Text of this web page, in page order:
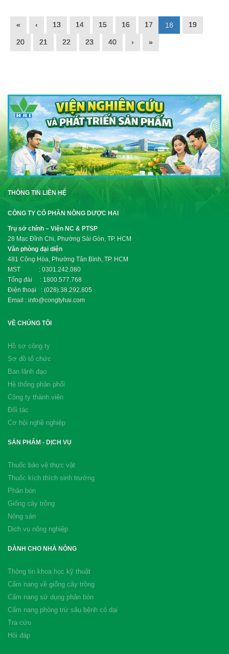
« ‹ 13 14 15 16 17 18 19
20 21 22 23 40 › »
THÔNG TIN LIÊN HỆ
CÔNG TY CỔ PHẦN NÔNG DƯỢC HAI
Trụ sở chính – Viện NC & PTSP
28 Mạc Đĩnh Chi, Phường Sài Gòn, TP. HCM
Văn phòng đại diện
481 Cộng Hòa, Phường Tân Bình, TP. HCM
MST : 0301.242.080
Tổng đài : 1800.577.768
Điện thoại : (028).38.292.805
Email : info@congtyhai.com
VỀ CHÚNG TÔI
Hồ sơ công ty
Sơ đồ tổ chức
Ban lãnh đạo
Hệ thống phân phối
Công ty thành viên
Đối tác
Cơ hội nghề nghiệp
SẢN PHẨM - DỊCH VỤ
Thuốc bảo vệ thực vật
Thuốc kích thích sinh trưởng
Phân bón
Giống cây trồng
Nông sản
Dịch vụ nông nghiệp
DÀNH CHO NHÀ NÔNG
Thông tin khoa học kỹ thuật
Cẩm nang về giống cây trồng
Cẩm nang sử dụng phân bón
Cẩm nang phòng trừ sâu bệnh cỏ dại
Tra cứu
Hỏi đáp